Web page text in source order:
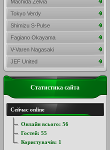
Machida Zelvia
Tokyo Verdy
Shimizu S-Pulse
Fagiano Okayama
V-Varen Nagasaki
JEF United
Статистика сайта
Сейчас online
Онлайн всього: 56
Гостей: 55
Користувачів: 1